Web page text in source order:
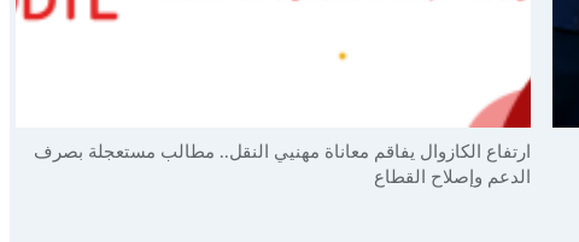
ارتفاع الكازوال يفاقم معاناة مهنيي النقل.. مطالب مستعجلة بصرف
الدعم وإصلاح القطاع